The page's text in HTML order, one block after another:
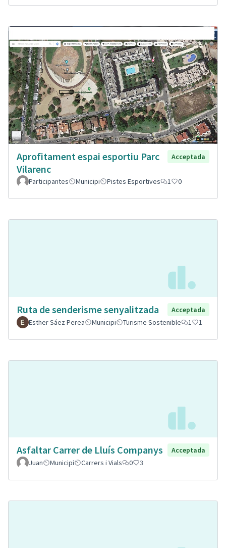
Aprofitament espai esportiu Parc
Vilarenc
Acceptada
Participantes Municipi Pistes Esportives 1 0
Ruta de senderisme senyalitzada
Acceptada
Esther Sáez Perea
Municipi Turisme Sostenible 1 1
Asfaltar Carrer de Lluís Companys
Acceptada
Juan
Municipi Carrers i Vials 0 3